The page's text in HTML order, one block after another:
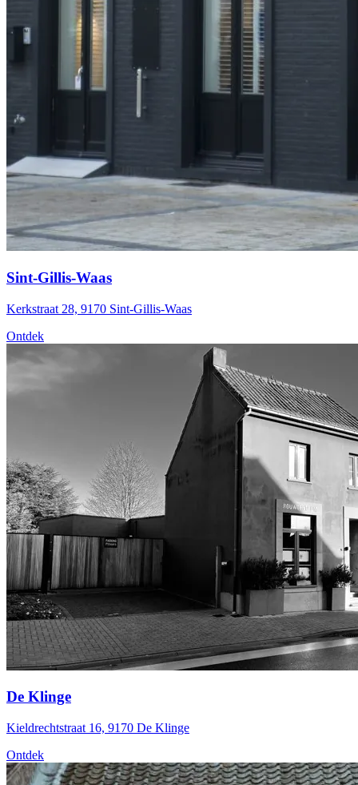
Sint-Gillis-Waas
Kerkstraat 28, 9170 Sint-Gillis-Waas
Ontdek
De Klinge
Kieldrechtstraat 16, 9170 De Klinge
Ontdek